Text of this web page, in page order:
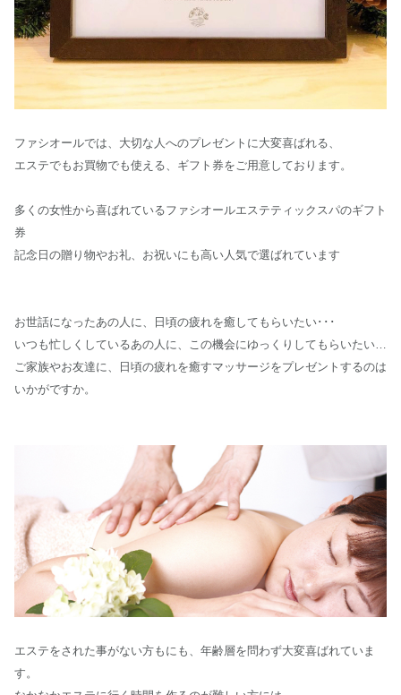
ファシオールでは、大切な人へのプレゼントに大変喜ばれる、
エステでもお買物でも使える、ギフト券をご用意しております。
多くの女性から喜ばれているファシオールエステティックスパのギフト
券
記念日の贈り物やお礼、お祝いにも高い人気で選ばれています
お世話になったあの人に、日頃の疲れを癒してもらいたい･･･
いつも忙しくしているあの人に、この機会にゆっくりしてもらいたい…
ご家族やお友達に、日頃の疲れを癒すマッサージをプレゼントするのは
いかがですか。
エステをされた事がない方もにも、年齢層を問わず大変喜ばれていま
す。